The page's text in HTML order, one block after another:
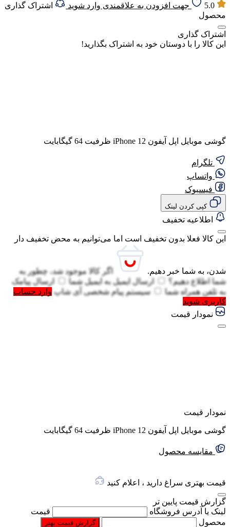
5.0
جهت افزودن به علاقمندی وارد شوید
اشتراک گذاری
محصول
اشتراک گذاری
این کالا را با دوستان خود به اشتراک بگذارید!
گوشی موبایل اپل آیفون iPhone 12 ظرفیت 64 گیگابایت
تلگرام
واتساپ
فیسبوک
کپی کردن لینک
اطلاعیه تخفیف
این کالا فعلا بدون تخفیف است اما می‌توانیم به محض تخفیف دار
شدن، به شما خبر دهیم.
اگر کالا موجود شد، چطور به
شما اطلاع دهیم؟
ارسال ایمیل به ایمیل شما
ارسال پیامک
به تلفن همراه شما سیستم پیام شخصی آی شاپ وارد حساب
کاربری شوید
نمودار قیمت
نمودار قیمت
گوشی موبایل اپل آیفون iPhone 12 ظرفیت 64 گیگابایت
مقایسه محصول
قیمت بهتری سراغ دارید ، اعلام کنید
گزارش قیمت پایین تر
لینک یا آدرس فروشگاه
قیمت
محصول
گزارش قیمت بهتر
گفتگو با غرفه‌دار
در حال اتصال...